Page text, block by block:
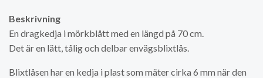
Beskrivning
En dragkedja i mörkblått med en längd på 70 cm.
Det är en lätt, tålig och delbar envägsblixtlås.
Blixtlåsen har en kedja i plast som mäter cirka 6 mm när den